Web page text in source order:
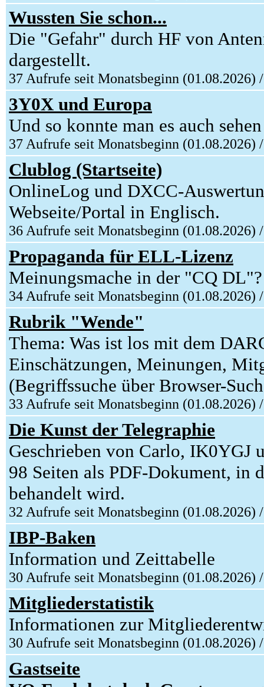
Wussten Sie schon...
Die "Gefahr" durch HF von
dargestellt.
37 Aufrufe seit Monatsbeginn
3Y0X und Europa
Und so konnte man es auch
37 Aufrufe seit Monatsbeginn
Clublog (Startseite)
OnlineLog und DXCC-
Webseite/Portal in Englisch.
36 Aufrufe seit Monatsbeginn
Propaganda für ELL-Lizenz
Meinungsmache in der "CQ DL"?
34 Aufrufe seit Monatsbeginn
Rubrik "Wende"
Thema: Was ist los mit dem
Einschätzungen, Meinungen,
(Begriffssuche über Browser-
33 Aufrufe seit Monatsbeginn
Die Kunst der Telegraphie
Geschrieben von Carlo, IK0YGJ
98 Seiten als PDF-Dokument, in
behandelt wird.
32 Aufrufe seit Monatsbeginn
IBP-Baken
Information und Zeittabelle
30 Aufrufe seit Monatsbeginn
Mitgliederstatistik
Informationen zur
30 Aufrufe seit Monatsbeginn
Gastseite